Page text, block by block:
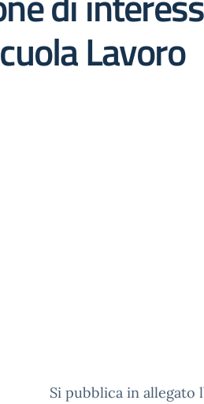
Lavoro
Si pubblica in allegato